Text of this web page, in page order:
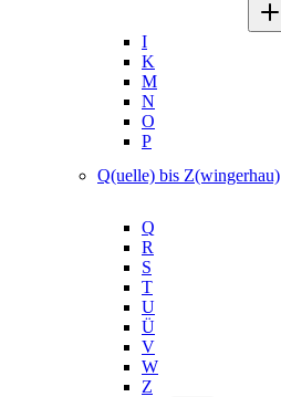
I
K
M
N
O
P
Q(uelle) bis Z(wingerhau)
Q
R
S
T
U
Ü
V
W
Z